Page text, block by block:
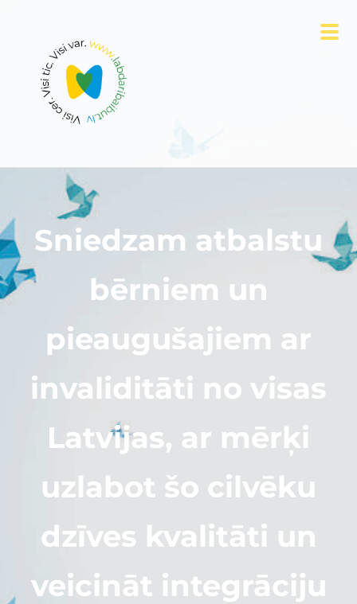
Sniedzam atbalstu
bērniem un
pieaugušajiem ar
invaliditāti no visas
Latvijas, ar mērķi
uzlabot šo cilvēku
dzīves kvalitāti un
veicināt integrāciju